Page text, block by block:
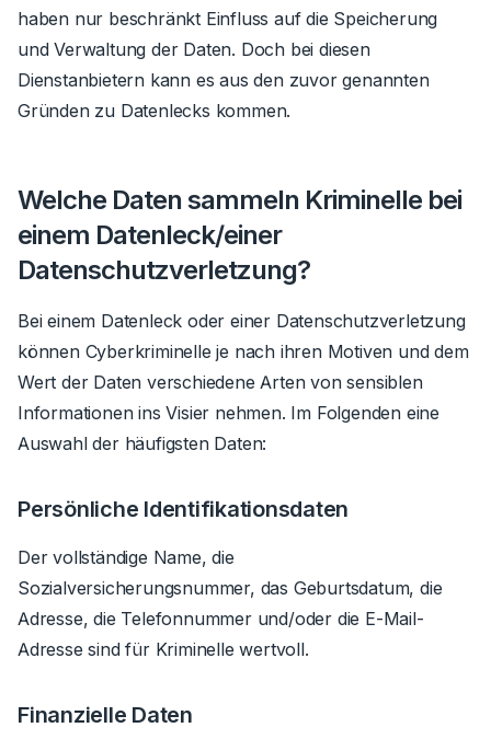
haben nur beschränkt Einfluss auf die Speicherung
und Verwaltung der Daten. Doch bei diesen
Dienstanbietern kann es aus den zuvor genannten
Gründen zu Datenlecks kommen.
Welche Daten sammeln Kriminelle bei
einem Datenleck/einer
Datenschutzverletzung?
Bei einem Datenleck oder einer Datenschutzverletzung
können Cyberkriminelle je nach ihren Motiven und dem
Wert der Daten verschiedene Arten von sensiblen
Informationen ins Visier nehmen. Im Folgenden eine
Auswahl der häufigsten Daten:
Persönliche Identifikationsdaten
Der vollständige Name, die
Sozialversicherungsnummer, das Geburtsdatum, die
Adresse, die Telefonnummer und/oder die E-Mail-
Adresse sind für Kriminelle wertvoll.
Finanzielle Daten